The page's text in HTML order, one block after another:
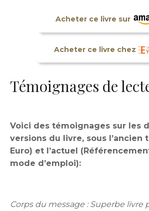
Acheter ce livre sur
Acheter ce livre chez
Témoignages de
Voici des témoignages sur les
versions du livre, sous l’ancien
Euro) et l’actuel
mode d’emploi):
Corps du message : Superbe livre